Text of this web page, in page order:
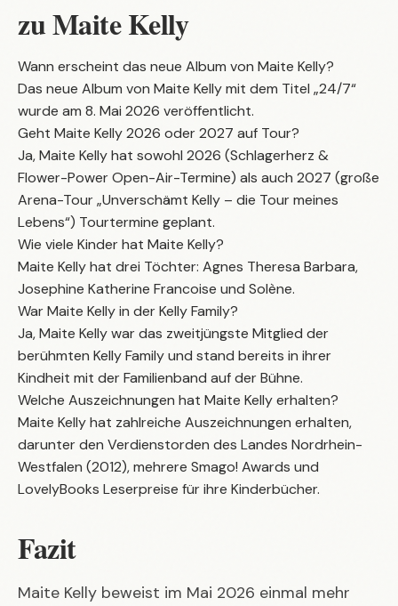
zu Maite Kelly
Wann erscheint das neue Album von Maite Kelly?
Das neue Album von Maite Kelly mit dem Titel „24/7“
wurde am 8. Mai 2026 veröffentlicht.
Geht Maite Kelly 2026 oder 2027 auf Tour?
Ja, Maite Kelly hat sowohl 2026 (Schlagerherz &
Flower-Power Open-Air-Termine) als auch 2027 (große
Arena-Tour „Unverschämt Kelly – die Tour meines
Lebens“) Tourtermine geplant.
Wie viele Kinder hat Maite Kelly?
Maite Kelly hat drei Töchter: Agnes Theresa Barbara,
Josephine Katherine Francoise und Solène.
War Maite Kelly in der Kelly Family?
Ja, Maite Kelly war das zweitjüngste Mitglied der
berühmten Kelly Family und stand bereits in ihrer
Kindheit mit der Familienband auf der Bühne.
Welche Auszeichnungen hat Maite Kelly erhalten?
Maite Kelly hat zahlreiche Auszeichnungen erhalten,
darunter den Verdienstorden des Landes Nordrhein-
Westfalen (2012), mehrere Smago! Awards und
LovelyBooks Leserpreise für ihre Kinderbücher.
Fazit
Maite Kelly beweist im Mai 2026 einmal mehr